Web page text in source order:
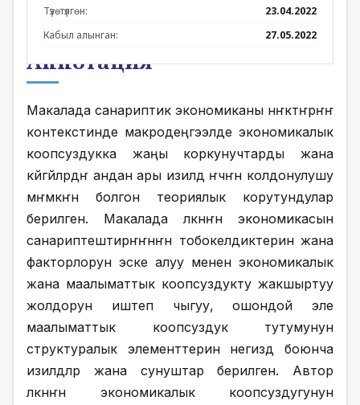
Аннотация
Макалада санариптик экономиканы өнҥктҥрҥҥ
контекстинде макродеңгээлде экономикалык
коопсуздукка жаңы коркунучтарды жана
көйгөйлөрдҥ андан ары изилдөө ҥчҥн колдонулушу
мҥмкҥн болгон теориялык корутундулар
берилген. Макалада өлкөнҥн экономикасын
санариптештирҥҥнҥн тобокелдиктерин жана
факторлорун эске алуу менен экономикалык
жана маалыматтык коопсуздукту жакшыртуу
жолдорун иштеп чыгуу, ошондой эле
маалыматтык коопсуздук тутумунун
структуралык элементтерин негиздөө боюнча
изилдөөлөр жана сунуштар берилген. Автор
өлкөнҥн экономикалык коопсуздугунун
Түзөтүлгөн:
23.04.2022
Кабыл алынган:
27.05.2022